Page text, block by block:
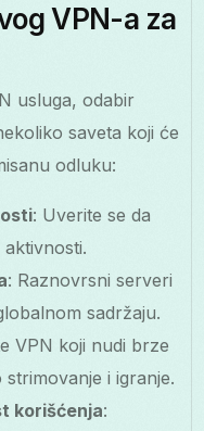
VPN-a za
usluga, odabir
saveta koji će
odluku:
: Uverite se da
: Raznovrsni serveri
sadržaju.
VPN koji nudi brze
i igranje.
korišćenja: